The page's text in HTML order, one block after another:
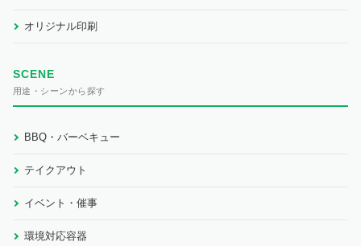
オリジナル印刷
SCENE
用途・シーンから探す
BBQ・バーベキュー
テイクアウト
イベント・催事
環境対応容器